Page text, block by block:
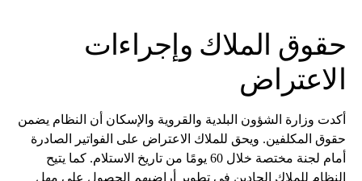
حقوق الملاك وإجراءات
الاعتراض
أكدت وزارة الشؤون البلدية والقروية والإسكان أن النظام يضمن
حقوق المكلفين. ويحق للملاك الاعتراض على الفواتير الصادرة
أمام لجنة مختصة خلال 60 يومًا من تاريخ الاستلام. كما يتيح
النظام للملاك الجادين في تطوير أراضيهم الحصول على مهل